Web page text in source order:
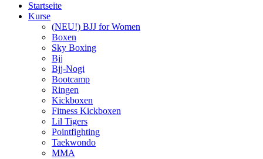
Startseite
Kurse
(NEU!) BJJ for Women
Boxen
Sky Boxing
Bjj
Bjj-Nogi
Bootcamp
Ringen
Kickboxen
Fitness Kickboxen
Lil Tigers
Pointfighting
Taekwondo
MMA